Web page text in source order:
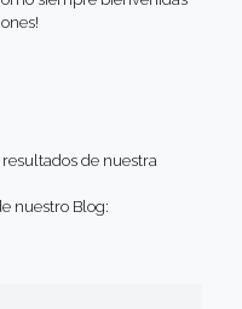
de nuestra
nuestro Blog: